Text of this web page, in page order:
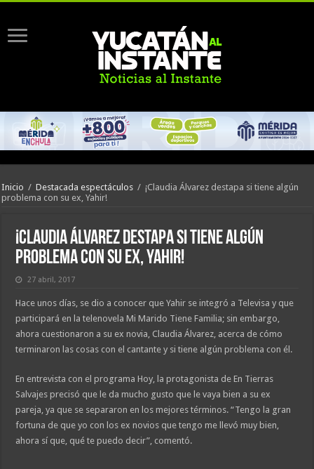
Inicio / Destacada espectáculos / ¡Claudia Álvarez destapa si tiene algún
problema con su ex, Yahir!
¡Claudia Álvarez destapa si tiene algún
problema con su ex, Yahir!
27 abril, 2017
Hace unos días, se dio a conocer que Yahir se integró a Televisa y que
participará en la telenovela Mi Marido Tiene Familia; sin embargo,
ahora cuestionaron a su ex novia, Claudia Álvarez, acerca de cómo
terminaron las cosas con el cantante y si tiene algún problema con él.
En entrevista con el programa Hoy, la protagonista de En Tierras
Salvajes precisó que le da mucho gusto que le vaya bien a su ex
pareja, ya que se separaron en los mejores términos. “Tengo la gran
fortuna de que yo con los ex novios que tengo me llevó muy bien,
ahora sí que, qué te puedo decir”, comentó.